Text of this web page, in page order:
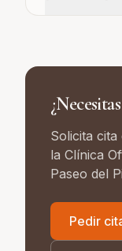
Solicita
la Clínica
Paseo del
Pedir